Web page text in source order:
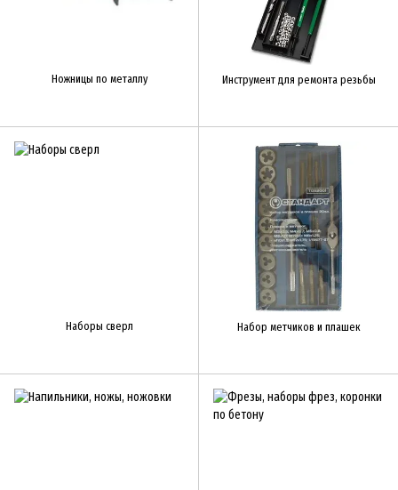
Ножницы по металлу Инструмент для ремонта резьбы
Наборы сверл Набор метчиков и плашек